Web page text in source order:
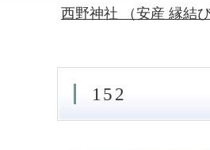
西野神社 （安産 縁結
152